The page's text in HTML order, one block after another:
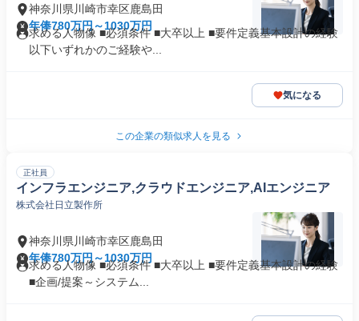
神奈川県川崎市幸区鹿島田
年俸780万円～1030万円
求める人物像 ■必須条件 ■大卒以上 ■要件定義基本設計の経験
以下いずれかのご経験や...
気になる
この企業の類似求人を見る
正社員
インフラエンジニア,クラウドエンジニア,AIエンジニア
株式会社日立製作所
神奈川県川崎市幸区鹿島田
年俸780万円～1030万円
求める人物像 ■必須条件 ■大卒以上 ■要件定義基本設計の経験
■企画/提案～システム...